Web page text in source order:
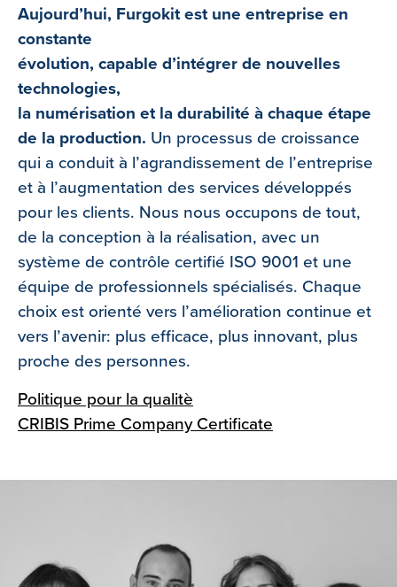
Aujourd’hui, Furgokit est une entreprise en
constante
évolution, capable d’intégrer de nouvelles
technologies,
la numérisation et la durabilité à chaque étape
de la production. Un processus de croissance
qui a conduit à l’agrandissement de l’entreprise
et à l’augmentation des services développés
pour les clients. Nous nous occupons de tout,
de la conception à la réalisation, avec un
système de contrôle certifié ISO 9001 et une
équipe de professionnels spécialisés. Chaque
choix est orienté vers l’amélioration continue et
vers l’avenir: plus efficace, plus innovant, plus
proche des personnes.
Politique pour la qualitè
CRIBIS Prime Company Certificate